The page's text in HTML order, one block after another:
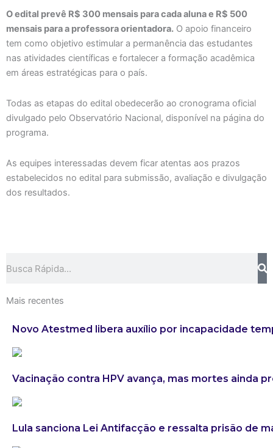
O edital prevê R$ 300 mensais para cada aluna e R$ 500
mensais para a professora orientadora. O apoio financeiro
tem como objetivo estimular a permanência das estudantes
nas atividades científicas e fortalecer a formação acadêmica
em áreas estratégicas para o país.
Todas as etapas do edital obedecerão ao cronograma oficial
divulgado pelo Observatório Nacional, disponível na página do
programa.
As equipes interessadas devem ficar atentas aos prazos
estabelecidos no edital para submissão, avaliação e divulgação
dos resultados.
Mais recentes
Novo Atestmed libera auxílio por incapacidade
Vacinação contra HPV avança, mas mortes ainda
Lula sanciona Lei Antifacção e ressalta prisão de